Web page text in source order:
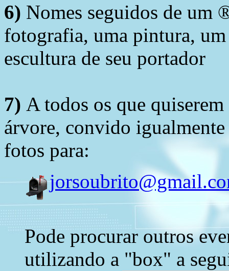
6) Nomes seguidos de um
fotografia, uma pintura,
escultura de seu portador
7) A todos os que
árvore, convido
fotos para:
Pode procurar outros
utilizando a "box" a